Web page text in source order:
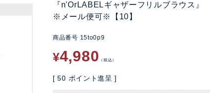
『n'OrLABELギャザーフリルブラウス』
※メール便可※【10】
商品番号 15to0p9
¥4,980 税込
[ 50 ポイント進呈 ]